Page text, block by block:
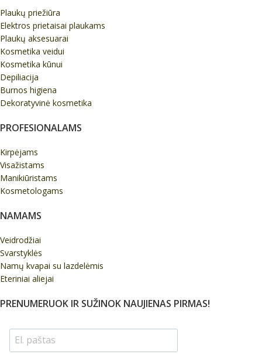
Plaukų priežiūra
Elektros prietaisai plaukams
Plaukų aksesuarai
Kosmetika veidui
Kosmetika kūnui
Depiliacija
Burnos higiena
Dekoratyvinė kosmetika
PROFESIONALAMS
Kirpėjams
Visažistams
Manikiūristams
Kosmetologams
NAMAMS
Veidrodžiai
Svarstyklės
Namų kvapai su lazdelėmis
Eteriniai aliejai
PRENUMERUOK IR SUŽINOK NAUJIENAS PIRMAS!